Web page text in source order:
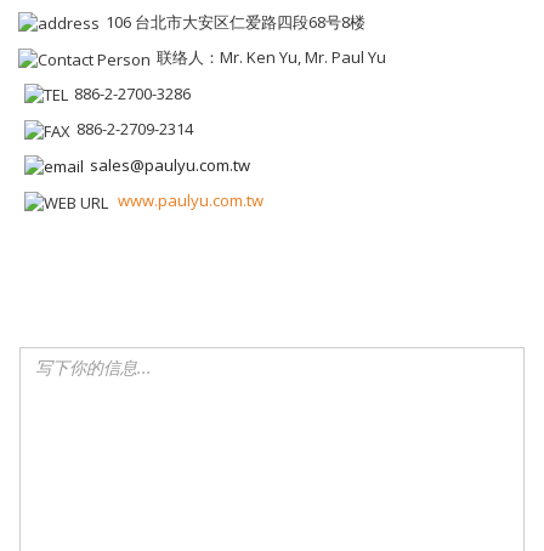
106 台北市大安区仁爱路四段68号8楼
联络人：Mr. Ken Yu, Mr. Paul Yu
886-2-2700-3286
886-2-2709-2314
sales@paulyu.com.tw
www.paulyu.com.tw